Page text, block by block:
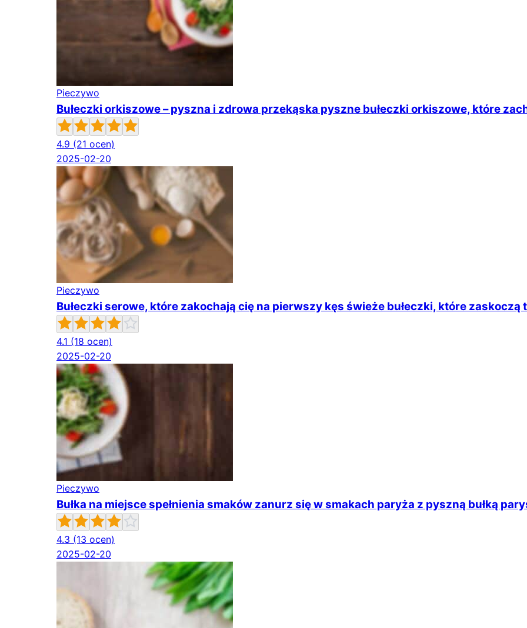
Pieczywo
Bułeczki orkiszowe – pyszna i zdrowa przekąska pyszne bułeczki orkiszowe, które
4.9 (21 ocen)
2025-02-20
Pieczywo
Bułeczki serowe, które zakochają cię na pierwszy kęs świeże bułeczki, które zaskoczą
4.1 (18 ocen)
2025-02-20
Pieczywo
Bułka na miejsce spełnienia smaków zanurz się w smakach paryża z pyszną bułką
4.3 (13 ocen)
2025-02-20